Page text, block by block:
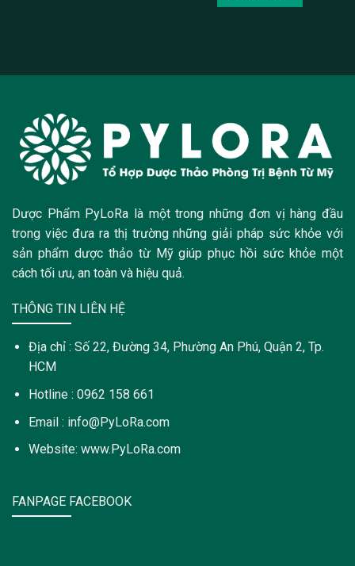
Dược Phẩm PyLoRa là một trong những đơn vị hàng đầu
trong việc đưa ra thị trường những giải pháp sức khỏe với
sản phẩm dược thảo từ Mỹ giúp phục hồi sức khỏe một
cách tối ưu, an toàn và hiệu quả.
THÔNG TIN LIÊN HỆ
Địa chỉ : Số 22, Đường 34, Phường An Phú, Quận 2, Tp.
HCM
Hotline : 0962 158 661
Email : info@PyLoRa.com
Website: www.PyLoRa.com
FANPAGE FACEBOOK